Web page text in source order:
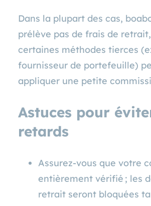
Dans la plupart des cas,
prélève pas de frais de
certaines méthodes tierces
fournisseur de portefeuille)
appliquer une petite
Astuces pour
retards
Assurez‑vous que votre
entièrement vérifié ; les
retrait seront bloquées